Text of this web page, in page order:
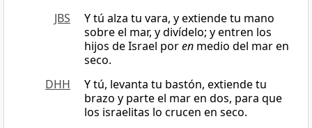
JBS
Y tú alza tu vara, y extiende tu mano
sobre el mar, y divídelo; y entren los
hijos de Israel poren medio del mar en
seco.
DHH
Y tú, levanta tu bastón, extiende tu
brazo y parte el mar en dos, para que
los israelitas lo crucen en seco.